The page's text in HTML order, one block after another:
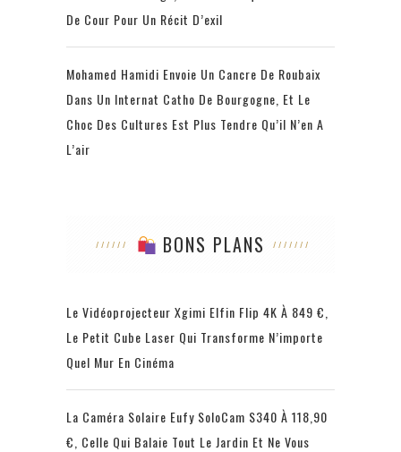
De Cour Pour Un Récit D’exil
Mohamed Hamidi Envoie Un Cancre De Roubaix
Dans Un Internat Catho De Bourgogne, Et Le
Choc Des Cultures Est Plus Tendre Qu’il N’en A
L’air
BONS PLANS
Le Vidéoprojecteur Xgimi Elfin Flip 4K À 849 €,
Le Petit Cube Laser Qui Transforme N’importe
Quel Mur En Cinéma
La Caméra Solaire Eufy SoloCam S340 À 118,90
€, Celle Qui Balaie Tout Le Jardin Et Ne Vous